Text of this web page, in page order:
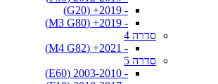
- 2019+ (G20)
- 2019+ (M3 G80)
סדרה 4
- 2021+ (M4 G82)
סדרה 5
- 2003-2010 (E60)